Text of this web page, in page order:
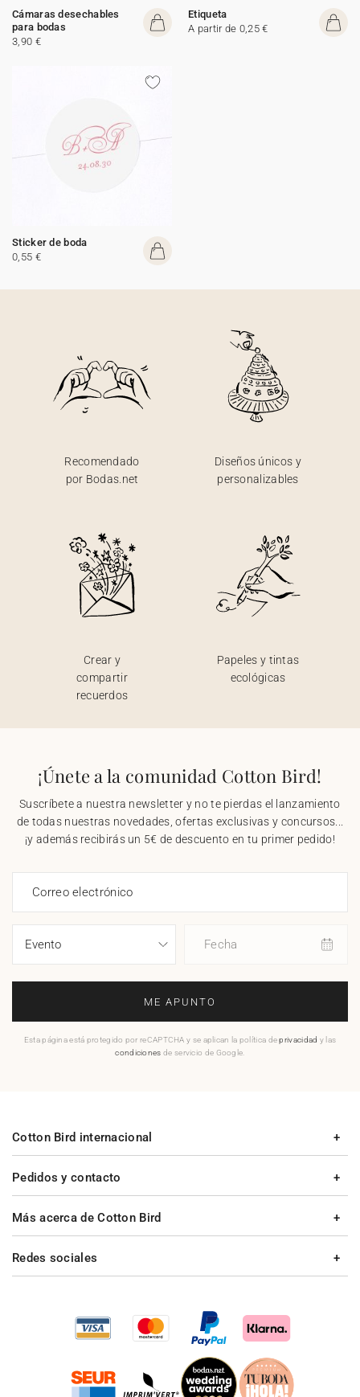
Cámaras desechables
para bodas
3,90 €
Etiqueta
A partir de 0,25 €
Sticker de boda
0,55 €
Recomendado
por Bodas.net
Diseños únicos y
personalizables
Crear y
compartir
recuerdos
Papeles y tintas
ecológicas
¡Únete a la comunidad Cotton Bird!
Suscríbete a nuestra newsletter y no te pierdas el lanzamiento
de todas nuestras novedades, ofertas exclusivas y concursos...
¡y además recibirás un 5€ de descuento en tu primer pedido!
Correo electrónico
Fecha
ME APUNTO
Esta página está protegido por reCAPTCHA y se aplican la política deprivacidad y las
condiciones de servicio de Google.
Pedidos y contacto
Más acerca de Cotton Bird
Cotton Bird internacional
Redes sociales